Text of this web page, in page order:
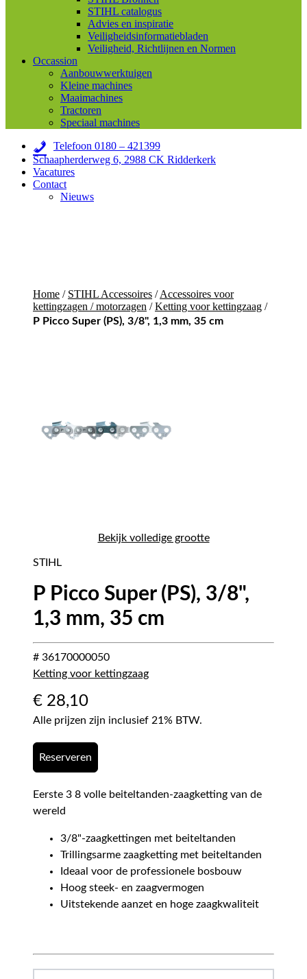
STIHL catalogus
Advies en inspiratie
Veiligheidsinformatiebladen
Veiligheid, Richtlijnen en Normen
Occassion
Aanbouwwerktuigen
Kleine machines
Maaimachines
Tractoren
Speciaal machines
Telefoon 0180 – 421399
Schaapherderweg 6, 2988 CK Ridderkerk
Vacatures
Contact
Nieuws
Home / STIHL Accessoires /Accessoires voor
kettingzagen / motorzagen /Ketting voor kettingzaag /
P Picco Super (PS), 3/8", 1,3 mm, 35 cm
Bekijk volledige grootte
STIHL
P Picco Super (PS), 3/8",
1,3 mm, 35 cm
# 36170000050
Ketting voor kettingzaag
€ 28,10
Alle prijzen zijn inclusief 21% BTW.
Reserveren
Eerste 3 8 volle beiteltanden-zaagketting van de
wereld
3/8"-zaagkettingen met beiteltanden
Trillingsarme zaagketting met beiteltanden
Ideaal voor de professionele bosbouw
Hoog steek- en zaagvermogen
Uitstekende aanzet en hoge zaagkwaliteit